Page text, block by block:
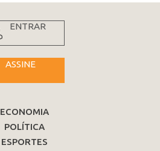
ENTRAR
ASSINE
ECONOMIA
POLÍTICA
ESPORTES